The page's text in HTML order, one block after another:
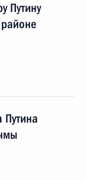
Путину
Путина